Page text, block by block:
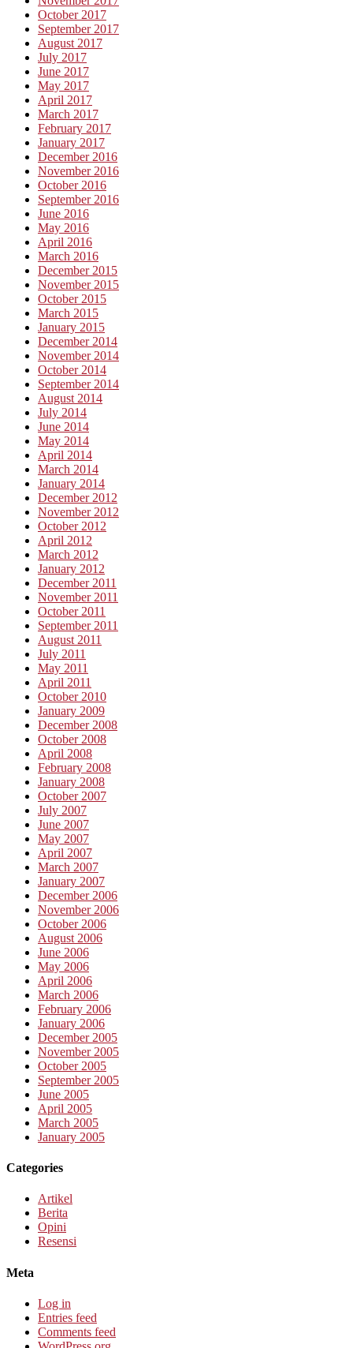
October 2017
September 2017
August 2017
July 2017
June 2017
May 2017
April 2017
March 2017
February 2017
January 2017
December 2016
November 2016
October 2016
September 2016
June 2016
May 2016
April 2016
March 2016
December 2015
November 2015
October 2015
March 2015
January 2015
December 2014
November 2014
October 2014
September 2014
August 2014
July 2014
June 2014
May 2014
April 2014
March 2014
January 2014
December 2012
November 2012
October 2012
April 2012
March 2012
January 2012
December 2011
November 2011
October 2011
September 2011
August 2011
July 2011
May 2011
April 2011
October 2010
January 2009
December 2008
October 2008
April 2008
February 2008
January 2008
October 2007
July 2007
June 2007
May 2007
April 2007
March 2007
January 2007
December 2006
November 2006
October 2006
August 2006
June 2006
May 2006
April 2006
March 2006
February 2006
January 2006
December 2005
November 2005
October 2005
September 2005
June 2005
April 2005
March 2005
January 2005
Categories
Artikel
Berita
Opini
Resensi
Meta
Log in
Entries feed
Comments feed